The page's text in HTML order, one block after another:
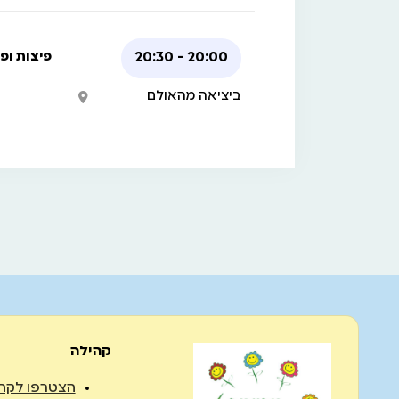
20:00 - 20:30
ביציאה מהאולם
פיצות
קהילה
הצטרפו